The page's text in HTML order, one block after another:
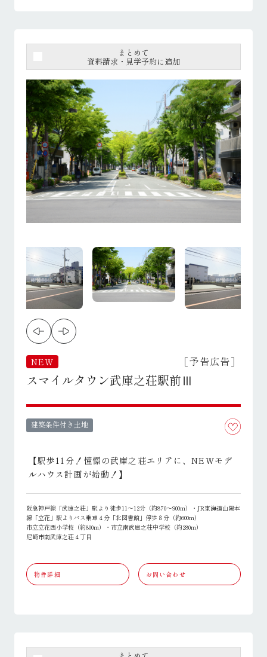
まとめて
資料請求・見学予約に追加
NEW ［予告広告］
スマイルタウン武庫之荘駅前Ⅲ
建築条件付き土地
【駅歩11分！憧憬の武庫之荘エリアに、NEWモデ
ルハウス計画が始動！】
阪急神戸線「武庫之荘」駅より徒歩11～12分（約870～900m）・JR東海道山陽本
線「立花」駅よりバス乗車４分「北図書館」停歩８分（約600m）
市立立花西小学校（約800m）・市立南武庫之荘中学校（約280m）
尼崎市南武庫之荘４丁目
物件詳細 お問い合わせ